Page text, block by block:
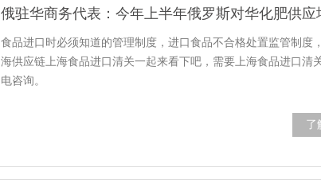
食品进口时必须知道的管理制度，进口食品不合格处置监管制度
海供应链上海食品进口清关一起来看下吧，需要上海食品进口清
电咨询。
了